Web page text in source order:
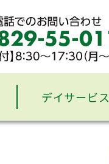
デイサービス